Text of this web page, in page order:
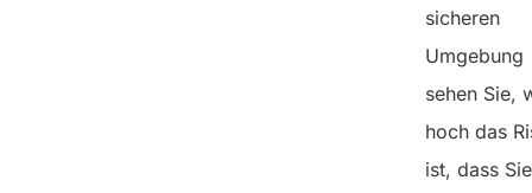
sicheren
Umgebung
sehen Sie,
hoch das
ist, dass